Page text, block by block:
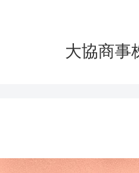
大協商